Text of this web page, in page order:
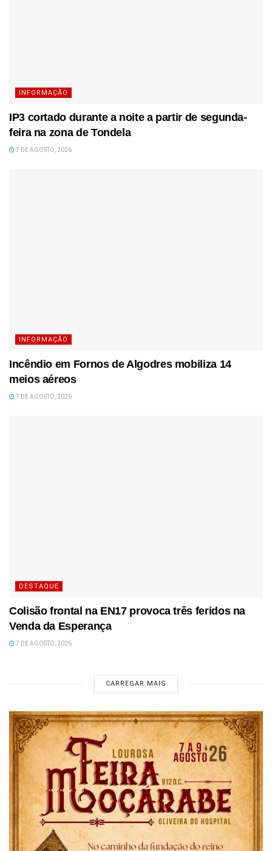
INFORMAÇÃO
IP3 cortado durante a noite a partir de segunda-
feira na zona de Tondela
7 DE AGOSTO, 2026
INFORMAÇÃO
Incêndio em Fornos de Algodres mobiliza 14
meios aéreos
7 DE AGOSTO, 2026
DESTAQUE
Colisão frontal na EN17 provoca três feridos na
Venda da Esperança
7 DE AGOSTO, 2026
CARREGAR MAIS